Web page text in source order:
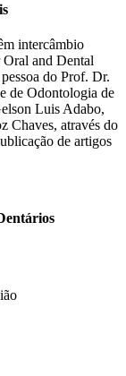
intercâmbio
and Dental
do Prof. Dr.
de Odontologia de
Luis Adabo,
Chaves, através do
de artigos